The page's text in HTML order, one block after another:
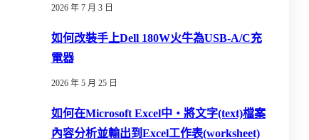
2026 年 7 月 3 日
如何改裝手上Dell 180W火牛為USB-A/C充
電器
2026 年 5 月 25 日
如何在Microsoft Excel中‧將文字(text)檔案
內容分析並輸出到Excel工作表(worksheet)